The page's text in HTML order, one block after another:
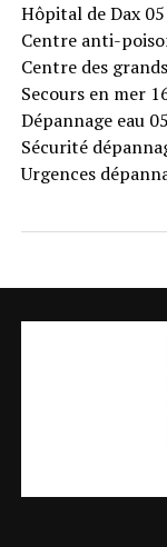
Hôpital de Dax
Centre anti-
Centre des
Secours en mer
Dépannage eau
Sécurité
Urgences